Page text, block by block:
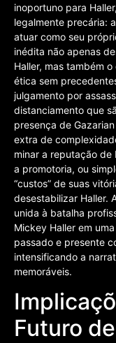
inoportuno para
legalmente precária:
atuar como seu
inédita não apenas
Haller, mas também
ética sem
julgamento por
distanciamento que
presença de
extra de
minar a reputação de
a promotoria, ou
“custos” de suas
desestabilizar Haller.
unida à batalha
Mickey Haller em
passado e presente
intensificando a
memoráveis.
Futuro